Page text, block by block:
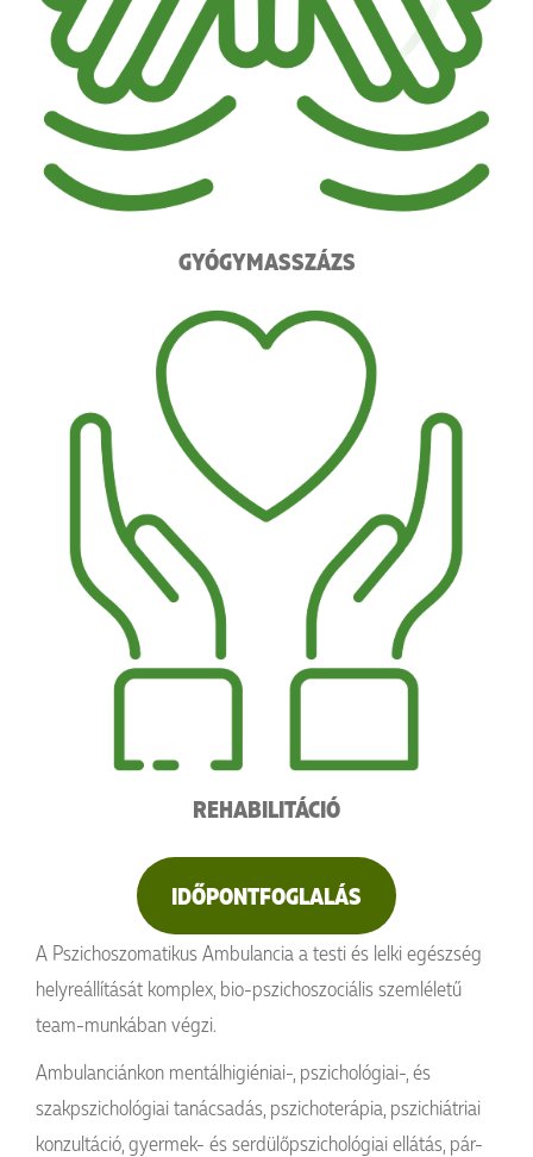
GYÓGYMASSZÁZS
REHABILITÁCIÓ
IDŐPONTFOGLALÁS
A Pszichoszomatikus Ambulancia a testi és lelki egészség
helyreállítását komplex, bio-pszichoszociális szemléletű
team-munkában végzi.
Ambulanciánkon mentálhigiéniai-, pszichológiai-, és
szakpszichológiai tanácsadás, pszichoterápia, pszichiátriai
konzultáció, gyermek- és serdülőpszichológiai ellátás, pár-